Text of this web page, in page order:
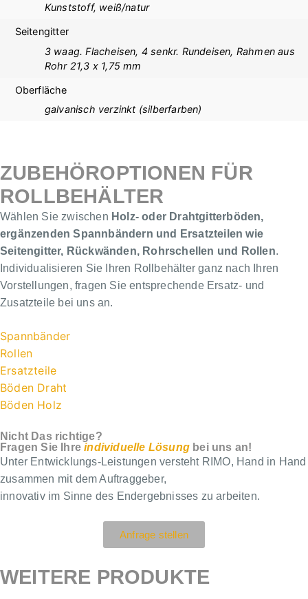
Kunststoff, weiß/natur
Seitengitter
3 waag. Flacheisen, 4 senkr. Rundeisen, Rahmen aus
Rohr 21,3 x 1,75 mm
Oberfläche
galvanisch verzinkt (silberfarben)
ZUBEHÖROPTIONEN FÜR
ROLLBEHÄLTER
Wählen Sie zwischen Holz- oder Drahtgitterböden,
ergänzenden Spannbändern und Ersatzteilen wie
Seitengitter, Rückwänden, Rohrschellen und Rollen.
Individualisieren Sie Ihren Rollbehälter ganz nach Ihren
Vorstellungen, fragen Sie entsprechende Ersatz- und
Zusatzteile bei uns an.
Spannbänder
Rollen
Ersatzteile
Böden Draht
Böden Holz
Nicht Das richtige?
Fragen Sie Ihreindividuelle Lösung bei uns an!
Unter Entwicklungs-Leistungen versteht RIMO, Hand in Hand
zusammen mit dem Auftraggeber,
innovativ im Sinne des Endergebnisses zu arbeiten.
Anfrage stellen
WEITERE PRODUKTE